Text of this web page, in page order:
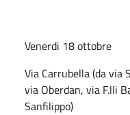
Venerdi 18 ottobre
Via Carrubella (da via
via Oberdan, via F.lli
Sanfilippo)